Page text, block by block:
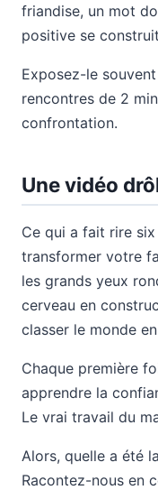
friandise, un mot
positive se
Exposez-le
rencontres de 2
confrontation.
Une vidéo
Ce qui a fait rire
transformer votre
les grands yeux
cerveau en
classer le monde
Chaque première
apprendre la
Le vrai travail du
Alors, quelle a été
Racontez-nous en